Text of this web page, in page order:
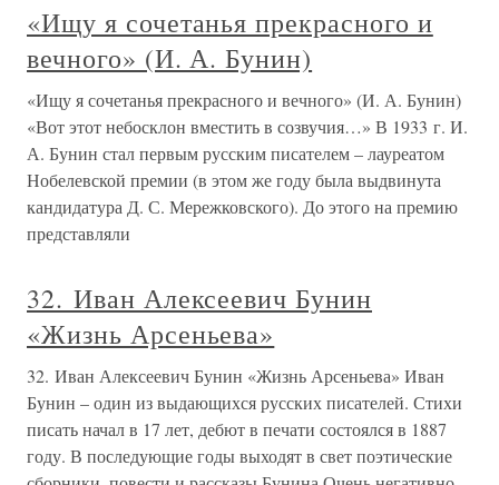
«Ищу я сочетанья прекрасного и
вечного» (И. А. Бунин)
«Ищу я сочетанья прекрасного и вечного» (И. А. Бунин)
«Вот этот небосклон вместить в созвучия…» В 1933 г. И.
А. Бунин стал первым русским писателем – лауреатом
Нобелевской премии (в этом же году была выдвинута
кандидатура Д. С. Мережковского). До этого на премию
представляли
32. Иван Алексеевич Бунин
«Жизнь Арсеньева»
32. Иван Алексеевич Бунин «Жизнь Арсеньева» Иван
Бунин – один из выдающихся русских писателей. Стихи
писать начал в 17 лет, дебют в печати состоялся в 1887
году. В последующие годы выходят в свет поэтические